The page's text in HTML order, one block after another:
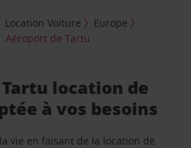
Location Voiture
Europe
Aéroport de Tartu
location de
à vos besoins
vie en faisant de la location de